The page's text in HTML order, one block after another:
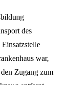
des
war,
Zugang zum